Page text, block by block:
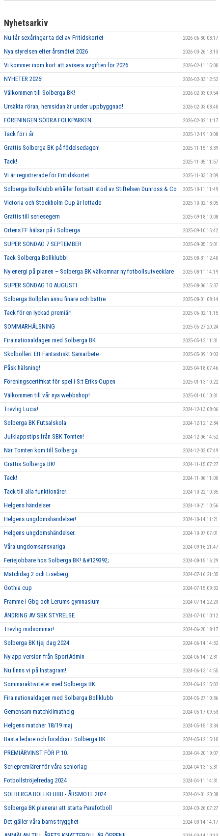
Nyhetsarkiv
Nu får sexåringar ta del av Fritidskortet 2026-06-30 08:17
Nya styrelsen efter årsmötet 2026 2026-03-26 13:13
Vi kommer inom kort att avisera avgiften för 2026 2026-02-11 15:00
NYHETER 2026! 2026-02-03 12:52
Välkommen till Solberga BK! 2026-02-03 09:54
Ursäkta röran, hemsidan är under uppbyggnad! 2026-02-03 08:40
FÖRENINGEN SÖDRA FOLKPARKEN 2026-02-02 11:17
Tack för i år 2025-12-19 10:08
Grattis Solberga BK på födelsedagen! 2025-11-15 13:39
Tack! 2025-11-05 11:57
Vi är registrerade för Fritidskortet 2025-11-03 13:09
Solberga Bollklubb erhåller fortsatt stöd av Stiftelsen Dunross & Co 2025-10-11 11:49
Victoria och Stockholm Cup är lottade 2025-10-02 18:05
Grattis till seriesegern 2025-09-18 10:08
Ortens FF hälsar på i Solberga 2025-09-10 15:42
SUPER SÖNDAG 7 SEPTEMBER 2025-09-05 15:01
Tack Solberga Bollklubb! 2025-08-31 12:40
Ny energi på planen – Solberga BK välkomnar ny fotbollsutvecklare 2025-08-11 14:19
SUPER SÖNDAG 10 AUGUSTI 2025-08-06 15:37
Solberga Bollplan ännu finare och bättre 2025-08-01 08:14
Tack för en lyckad premiär! 2025-06-02 11:15
SOMMARHÄLSNING 2025-05-27 20:24
Fira nationaldagen med Solberga BK 2025-05-12 11:31
Skolbollen: Ett Fantastiskt Samarbete 2025-05-09 10:03
Påsk hälsning! 2025-04-18 07:46
Föreningscertifikat för spel i S:t Eriks-Cupen 2025-01-13 10:22
Välkommen till vår nya webbshop! 2025-01-10 10:31
Trevlig Lucia! 2024-12-13 08:06
Solberga BK Futsalskola 2024-12-12 12:34
Julklappstips från SBK Tomten! 2024-12-06 14:52
När Tomten kom till Solberga 2024-12-02 07:49
Grattis Solberga BK! 2024-11-15 07:27
Tack! 2024-11-06 11:00
Tack till alla funktionärer 2024-10-22 10:35
Helgens händelser 2024-10-21 10:56
Helgens ungdomshändelser! 2024-10-14 11:21
Helgens ungdomshändelser. 2024-10-07 07:01
Våra ungdomsansvariga 2024-09-16 21:47
Feriejobbare hos Solberga BK! &#129392; 2024-08-15 16:29
Matchdag 2 och Liseberg 2024-07-16 21:35
Gothia cup 2024-07-15 09:32
Framme i Gbg och Lerums gymnasium 2024-07-14 22:23
ÄNDRING AV SBK STYRELSE 2024-07-10 10:12
Trevlig midsommar! 2024-06-20 18:17
Solberga BK tjej dag 2024 2024-06-14 14:32
Ny app version från SportAdmin 2024-06-14 12:31
Nu finns vi på Instagram! 2024-06-13 14:55
Sommaraktiviteter med Solberga BK 2024-06-12 15:02
Fira nationaldagen med Solberga Bollklubb 2024-05-27 10:36
Gemensam matchklimathelg 2024-05-17 09:53
Helgens matcher 18/19 maj 2024-05-15 13:34
Bästa ledare och föräldrar i Solberga BK 2024-05-12 15:10
PREMIÄRVINST FÖR P 10. 2024-04-20 19:07
Seriepremiärer för våra seniorlag 2024-04-13 15:31
Fotbollströjefredag 2024 2024-04-11 14:31
SOLBERGA BOLLKLUBB - ÅRSMÖTE 2024 2024-04-01 20:38
Solberga BK planerar att starta Parafotboll 2024-03-26 07:27
Det gäller våra barns trygghet 2024-03-14 14:17